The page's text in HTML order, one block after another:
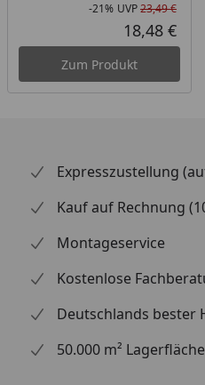
-21% UVP23,49 €
18,48 €
Zum Produkt
Expresszustellung
Kauf auf Rechnung
Montageservice
Kostenlose
Deutschlands bester
50.000 m² Lagerfläche